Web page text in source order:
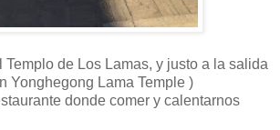
Templo de Los Lamas, y justo a la salida
Yonghegong Lama Temple )
donde comer y calentarnos